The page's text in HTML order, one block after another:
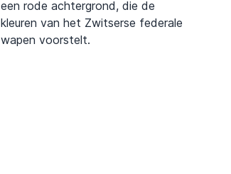
een rode achtergrond, die de
kleuren van het Zwitserse federale
wapen voorstelt.